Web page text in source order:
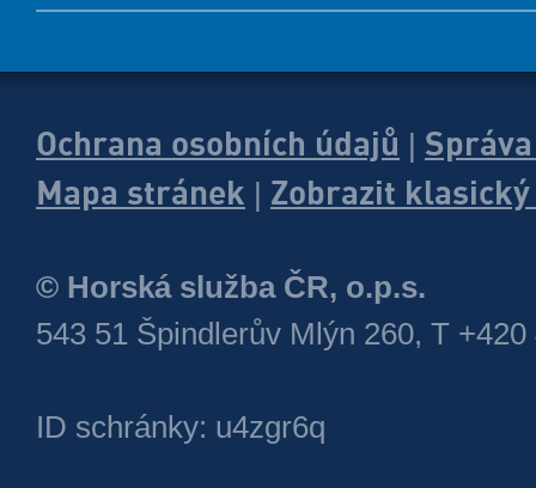
Ochrana osobních údajů
Mapa stránek
Zobrazit
© Horská služba ČR, o.p.s.
543 51 Špindlerův Mlýn 260, T +420
ID schránky: u4zgr6q